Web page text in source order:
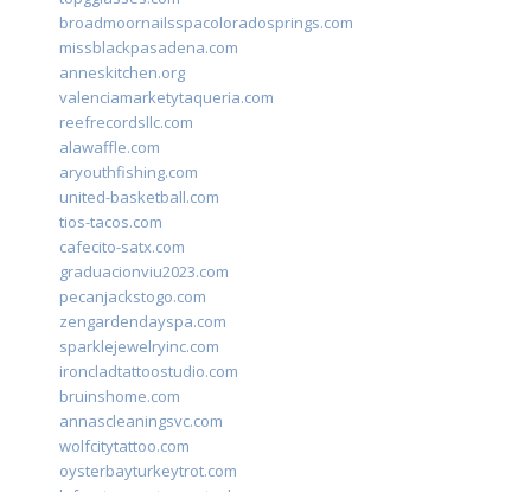
broadmoornailsspacoloradosprings.com
missblackpasadena.com
anneskitchen.org
valenciamarketytaqueria.com
reefrecordsllc.com
alawaffle.com
aryouthfishing.com
united-basketball.com
tios-tacos.com
cafecito-satx.com
graduacionviu2023.com
pecanjackstogo.com
zengardendayspa.com
sparklejewelryinc.com
ironcladtattoostudio.com
bruinshome.com
annascleaningsvc.com
wolfcitytattoo.com
oysterbayturkeytrot.com